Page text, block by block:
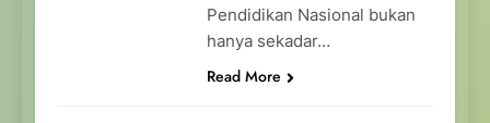
Pendidikan Nasional bukan
hanya sekadar…
Read More